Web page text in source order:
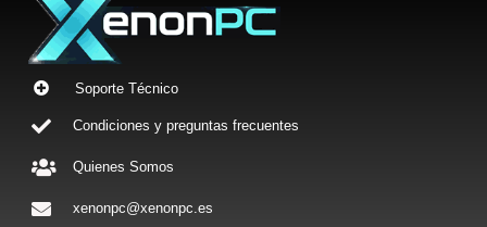
Soporte Técnico
Condiciones y preguntas frecuentes
Quienes Somos
xenonpc@xenonpc.es